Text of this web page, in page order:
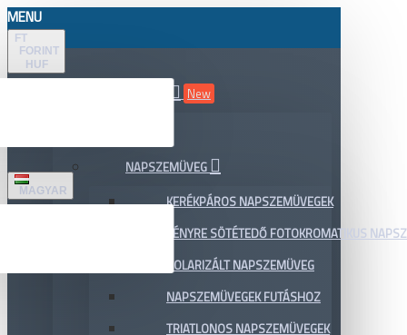
MENU
FT
FORINT
HUF
MAGYAR
New
NAPSZEMÜVEG
KERÉKPÁROS NAPSZEMÜVEGEK
FÉNYRE SÖTÉTEDŐ FOTOKROMATIKUS
POLARIZÁLT NAPSZEMÜVEG
NAPSZEMÜVEGEK FUTÁSHOZ
TRIATLONOS NAPSZEMÜVEGEK